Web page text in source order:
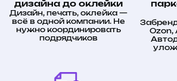
и современный дизайн,
подчёркивающий
Практичность: плёнка
поверхности фудтрака
повреждений и
дизайна до оклейки
Дизайн, печать, оклейка —
всё в одной компании. Не
нужно координировать
подрядчиков
Ozon,